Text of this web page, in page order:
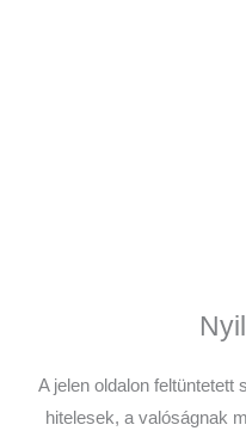
A jelen oldalon
hitelesek, a valóságnak